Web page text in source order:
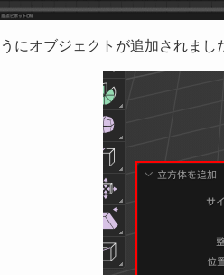
にオブジェクトが追加されまし